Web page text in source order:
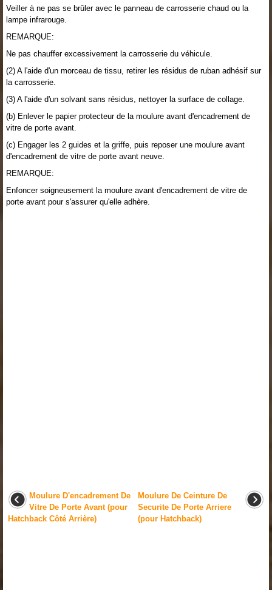
Veiller à ne pas se brûler avec le panneau de carrosserie chaud ou la
lampe infrarouge.
REMARQUE:
Ne pas chauffer excessivement la carrosserie du véhicule.
(2) A l'aide d'un morceau de tissu, retirer les résidus de ruban adhésif sur
la carrosserie.
(3) A l'aide d'un solvant sans résidus, nettoyer la surface de collage.
(b) Enlever le papier protecteur de la moulure avant d'encadrement de
vitre de porte avant.
(c) Engager les 2 guides et la griffe, puis reposer une moulure avant
d'encadrement de vitre de porte avant neuve.
REMARQUE:
Enfoncer soigneusement la moulure avant d'encadrement de vitre de
porte avant pour s'assurer qu'elle adhère.
Moulure D'encadrement De
Vitre De Porte Avant (pour
Hatchback Côté Arrière)
Moulure De Ceinture De
Securite De Porte Arriere
(pour Hatchback)